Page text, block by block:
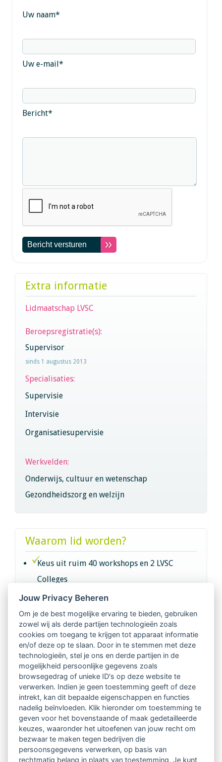
Uw naam*
Uw e-mail*
Bericht*
Extra informatie
Lidmaatschap LVSC
Beroepsregistratie(s):
Supervisor
sinds 1 augustus 2013
Specialisaties:
Supervisie
Intervisie
Organisatiesupervisie
Werkvelden:
Onderwijs, cultuur en wetenschap
Gezondheidszorg en welzijn
Waarom lid worden?
Keus uit ruim 40 workshops en 2 LVSC
Colleges
Intervisie met geregistreerde vakgenoten
Netwerk van 2100 professionals in 14
regio's
Vindbaar voor opdrachtgevers
Tijdschrift voor
Begeleidingskunde & kennisbank
Beroepsregistratie (LVSC keurmerk)
Lid worden van LVSC
Jouw Privacy Beheren
Om je de best mogelijke ervaring te bieden, gebruiken
zowel wij als derde partijen technologieën zoals
cookies om toegang te krijgen tot apparaat informatie
en/of deze op te slaan. Door in te stemmen met deze
technologieën, stel je ons en derde partijen in de
mogelijkheid persoonlijke gegevens zoals
browsegedrag of unieke ID's op deze website te
verwerken. Indien je geen toestemming geeft of deze
intrekt, kan dit bepaalde eigenschappen en functies
nadelig beïnvloeden. Klik hieronder om toestemming te
geven voor het bovenstaande of maak gedetailleerde
keuzes, waaronder het uitoefenen van jouw recht om
bezwaar te maken tegen bedrijven die
persoonsgegevens verwerken, op basis van
rechtmatig belang in plaats van toestemming. Je kunt